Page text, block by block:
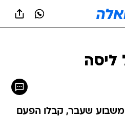
ליסה
בהמשך ישיר ל-NeXT משבוע שעבר, קבלו הפעם